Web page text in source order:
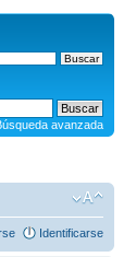
avanzada
Identificarse